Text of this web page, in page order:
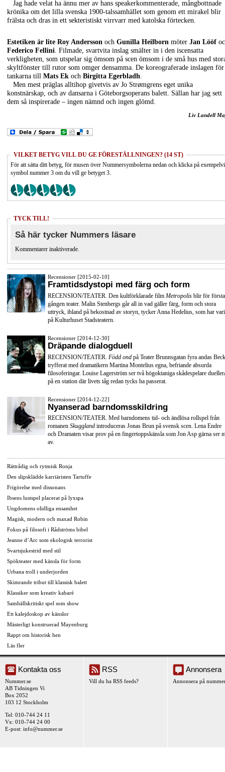
Jag hade velat ha ännu mer av hans speakerkommenterade, mångbottnade
krönika om det lilla svenska 1900-talssamhället som genom ett mirakel blir
frälsta och dras in ett sekteristiskt virrvarr med katolska förtecken.
Estetiken är lite Roy Andersson och Gunilla Heilborn möter Jan Lööf
Federico Fellini . Filmade, svartvita inslag smälter in i den iscensatta
verkligheten, som utspelar sig ömsom på scen ömsom i de små hus med
skyltfönster till rutor som omger densamma. De koreograferade inslagen för
tankarna till Mats Ek och Birgitta Egerbladh
Men mest präglas alltihop givetvis av Jo Strømgrens eget unika
konstnärskap, och av dansarna i Göteborgsoperans balett. Sällan har jag sett
dem så inspirerade – ingen nämnd och ingen glömd.
Liv Landell
VILKET BETYG VILL DU GE FÖRESTÄLLNINGEN? (14 ST)
För att sätta ditt betyg, för musen över Nummersymbolerna nedan och klicka på
symbol nummer 3 om du vill ge betyget 3.
TYCK TILL!
Så här tycker Nummers läsare
Kommentarer inaktiverade.
Recensioner [2015-02-10]
Framtidsdystopi med färg och form
RECENSION/TEATER. Den kultförklarade film Metropolis blir för första
gången teater. Malin Stenbergs går all in vad gäller färg, form och stora
uttryck, ibland på bekostnad av storyn, tycker Anna Hedelius, som har
på Kulturhuset Stadsteatern.
Recensioner [2014-12-30]
Dräpande dialogduell
RECENSION/TEATER. Född ond på Teater Brunnsgatan fyra andas
tryfferat med dramatikern Martina Montelius egna, befriande absurda
filosoferingar. Louise Lagerström ser två högoktaniga skådespelare
på en station där livets tåg redan tycks ha passerat.
Recensioner [2014-12-22]
Nyanserad barndomsskildring
RECENSION/TEATER. Med barndomens tid- och ändlösa rollspel från
romanen Skuggland introduceras Jonas Brun på svensk scen. Lena Endre
och Dramaten visar prov på en fingertoppskänsla som Jon Asp gärna ser
av.
Rättrådig och rytmisk Ronja
Den slipsklädde karriäristen Tartuffe
Frigörelse med dissonans
Ibsens lustspel placerat på lyxspa
Ungdomens olidliga ensamhet
Magisk, modern och maxad Robin
Fokus på filosofi i Rådströms bibel
Jeanne d’Arc som ekologisk terrorist
Svartsjukestrid med stil
Spökteater med känsla för form
Urbana troll i underjorden
Skimrande tribut till klassisk balett
Klassiker som kreativ kabaré
Samhällskritiskt spel som show
Ett kalejdoskop av känslor
Mästerligt konstruerad Mayenburg
Rappt om historisk hen
Läs fler
Kontakta oss
Nummer.se
AB Tidningen Vi
Box 2052
103 12 Stockholm
Tel: 010-744 24 11
Vx: 010-744 24 00
E-post: info@nummer.se
RSS
Vill du ha RSS feeds?
Annonsera
Annonsera på